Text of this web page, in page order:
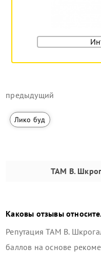
предыдущий
Лико буд
ТАМ В.
Каковы отзывы
РепутацияТАМ В.
баллов на основе